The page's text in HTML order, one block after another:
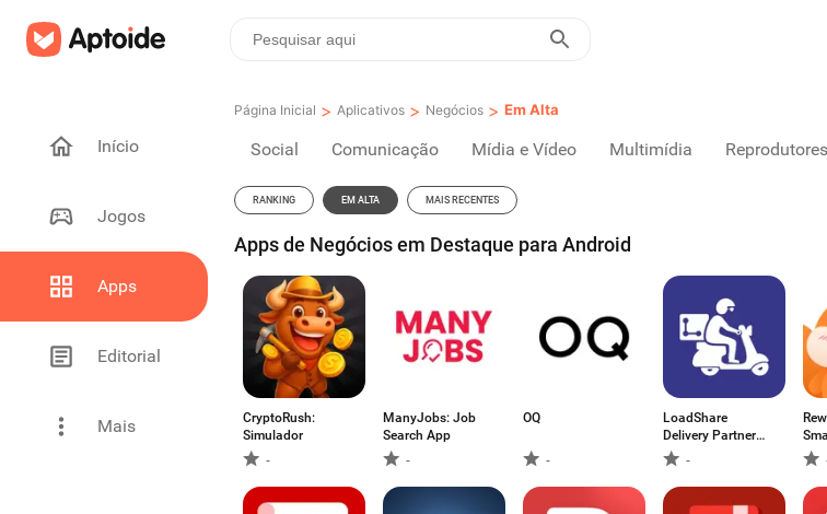
Início
Jogos
Apps
Editorial
Mais
Página Inicial > Aplicativos > Negócios > Em Alta
Social Comunicação Mídia e Vídeo Multimídia
RANKING EM ALTA MAIS RECENTES
Apps de Negócios em Destaque para Android
CryptoRush:
Simulador
-
ManyJobs: Job
Search App
-
OQ
-
LoadShare
Delivery Partner
Job -